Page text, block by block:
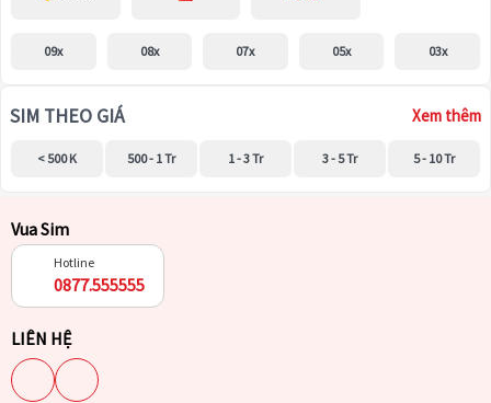
09x 08x 07x 05x 03x
SIM THEO GIÁ Xem thêm
< 500 K 500 - 1 Tr 1 - 3 Tr 3 - 5 Tr 5 - 10 Tr
Vua Sim
Hotline
0877.555555
LIÊN HỆ